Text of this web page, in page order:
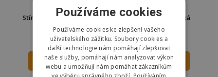
Stírací mapa CityBreak
speciál
179 Kč 239 Kč
DO KOŠÍKU
Stírací mapa Česká
republika
295 Kč 420 Kč
DO KOŠÍKU
Používáme cookies
Používáme cookies ke zlepšení vašeho
uživatelského zážitku. Soubory cookies a
další technologie nám pomáhají zlepšovat
naše služby, pomáhají nám analyzovat výkon
webu a umožňují nám pomáhat zákazníkům